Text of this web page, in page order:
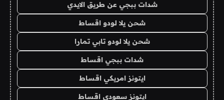
شدات ببجي عن طريق الايدي
شحن يلا لودو اقساط
شحن يلا لودو تابي تمارا
شدات ببجي اقساط
ايتونز امريكي اقساط
ايتونز سعودي اقساط